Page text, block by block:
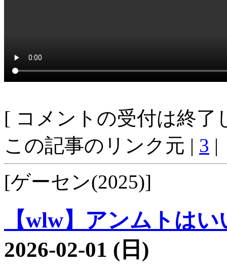
[ コメントの受付は終了
この記事のリンク元 | 3 |
[ゲーセン(2025)]
【wlw】アンムトは
2026-02-01 (日)